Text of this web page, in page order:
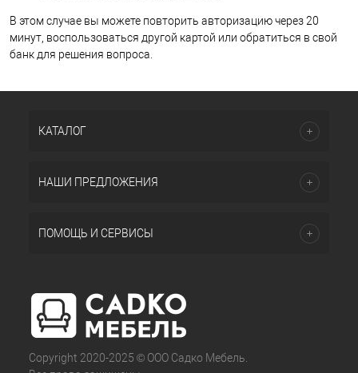
В этом случае вы можете повторить авторизацию через 20
минут, воспользоваться другой картой или обратиться в свой
банк для решения вопроса.
КАТАЛОГ
НАШИ ПРЕДЛОЖЕНИЯ
ПОМОЩЬ И СЕРВИСЫ
Copyright 2020-2025 © ООО Садко Мебель.